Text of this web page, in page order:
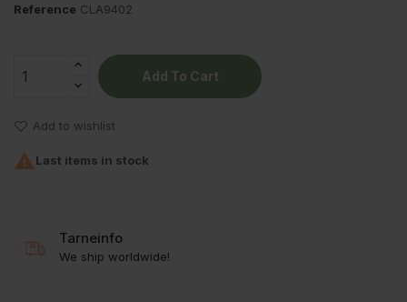
Reference CLA9402
Add To Cart
Add to wishlist
 Last items in stock
Tarneinfo
We ship worldwide!